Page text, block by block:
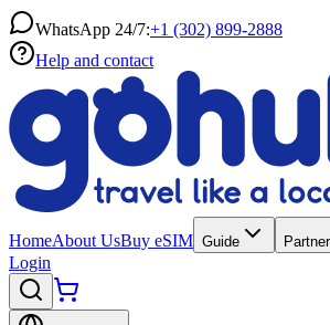
WhatsApp 24/7:+1 (302) 899-2888
Help and contact
HomeAbout UsBuy eSIM Guide
Login